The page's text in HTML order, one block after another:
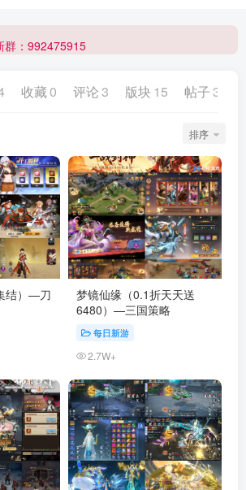
群：992475915
收藏 0 评论 3 版块 15 帖子 3
排序
结）—刀
梦镜仙缘（0.1折天天送
6480）—三国策略
每日新游
2.7W+